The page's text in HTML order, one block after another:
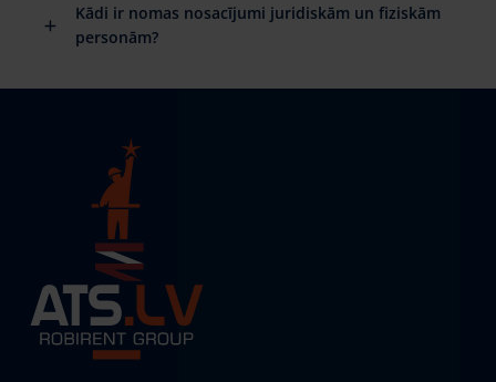
Kādi ir nomas nosacījumi juridiskām un fiziskām
personām?